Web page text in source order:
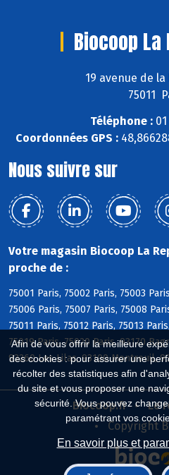
Afin de vous offrir la meilleure
des cookies : pour assurer une
récolter des statistiques afin
du site et vous proposer une
sécurité. Vous pouvez
paramétrant vos
En savoir plus et
Biocoop La
19 avenue de
75011
Téléphone :01
Coordonnées GPS :
Nous suivre sur
Votre magasin Biocoop La
proche de :
75001 Paris, 75002 Paris, 75003
75006 Paris, 75007 Paris, 75008
75011 Paris, 75012 Paris, 75013
75019 Paris, 75020 Paris, 93170
93260 Les Lilas, 93100 Montreuil,
Biocoop.fr
Le
Copyright